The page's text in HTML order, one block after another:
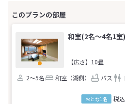
和室(2名～4名1室)
【広さ】10畳
2～5名
和室（湖側） バス
おとな1名 税込